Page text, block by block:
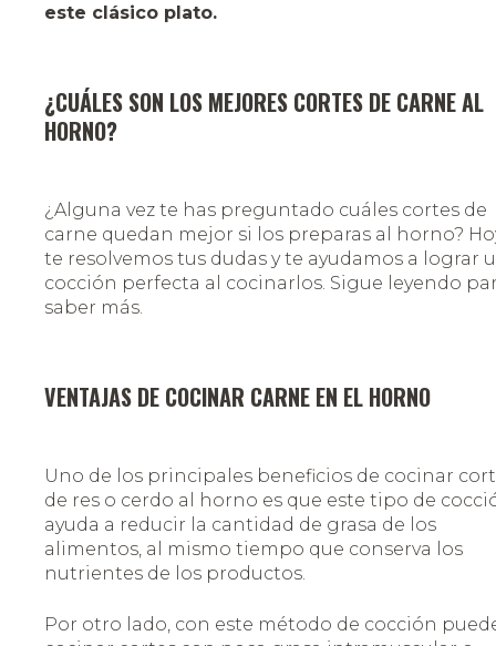
este clásico plato.
¿CUÁLES SON LOS MEJORES CORTES DE CARNE AL
HORNO?
¿Alguna vez te has preguntado cuáles cortes de
carne quedan mejor si los preparas al horno?
te resolvemos tus dudas y te ayudamos a lograr
cocción perfecta al cocinarlos. Sigue leyendo
saber más.
VENTAJAS DE COCINAR CARNE EN EL HORNO
Uno de los principales beneficios de cocinar
de res o cerdo al horno es que este tipo de
ayuda a reducir la cantidad de grasa de los
alimentos, al mismo tiempo que conserva los
nutrientes de los productos.
Por otro lado, con este método de cocción